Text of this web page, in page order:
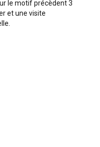
le motif précèdent 3
et une visite